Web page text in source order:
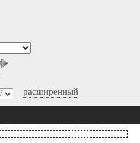
расширенный